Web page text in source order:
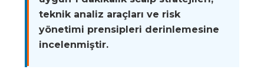
teknik analiz araçları ve risk
yönetimi prensipleri derinlemesine
incelenmiştir.